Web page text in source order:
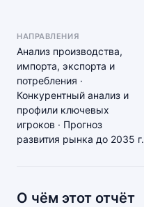
НАПРАВЛЕНИЯ
Анализ производства,
импорта, экспорта и
потребления ·
Конкурентный анализ и
профили ключевых
игроков · Прогноз
развития рынка до 2035 г.
О чём этот отчёт